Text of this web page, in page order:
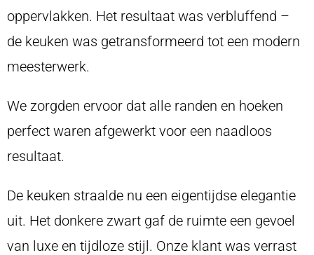
oppervlakken. Het resultaat was verbluffend –
de keuken was getransformeerd tot een modern
meesterwerk.
We zorgden ervoor dat alle randen en hoeken
perfect waren afgewerkt voor een naadloos
resultaat.
De keuken straalde nu een eigentijdse elegantie
uit. Het donkere zwart gaf de ruimte een gevoel
van luxe en tijdloze stijl. Onze klant was verrast